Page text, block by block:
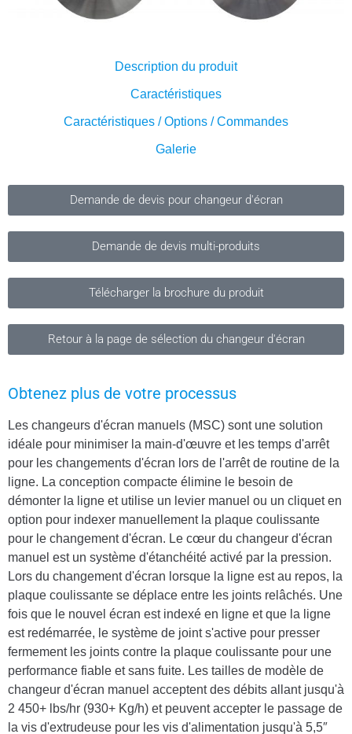
Description du produit
Caractéristiques
Caractéristiques / Options / Commandes
Galerie
Demande de devis pour changeur d'écran
Demande de devis multi-produits
Télécharger la brochure du produit
Retour à la page de sélection du changeur d'écran
Obtenez plus de votre processus
Les changeurs d'écran manuels (MSC) sont une solution
idéale pour minimiser la main-d'œuvre et les temps d'arrêt
pour les changements d'écran lors de l'arrêt de routine de la
ligne. La conception compacte élimine le besoin de
démonter la ligne et utilise un levier manuel ou un cliquet en
option pour indexer manuellement la plaque coulissante
pour le changement d'écran. Le cœur du changeur d'écran
manuel est un système d'étanchéité activé par la pression.
Lors du changement d'écran lorsque la ligne est au repos, la
plaque coulissante se déplace entre les joints relâchés. Une
fois que le nouvel écran est indexé en ligne et que la ligne
est redémarrée, le système de joint s'active pour presser
fermement les joints contre la plaque coulissante pour une
performance fiable et sans fuite. Les tailles de modèle de
changeur d'écran manuel acceptent des débits allant jusqu'à
2 450+ lbs/hr (930+ Kg/h) et peuvent accepter le passage de
la vis d'extrudeuse pour les vis d'alimentation jusqu'à 5,5″